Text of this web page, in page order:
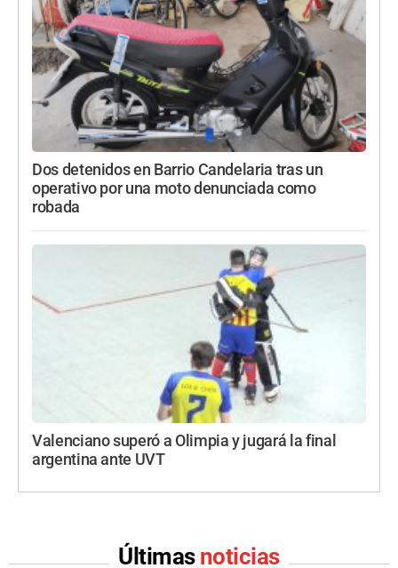
Dos detenidos en Barrio Candelaria tras un
operativo por una moto denunciada como
robada
Valenciano superó a Olimpia y jugará la final
argentina ante UVT
Últimas noticias